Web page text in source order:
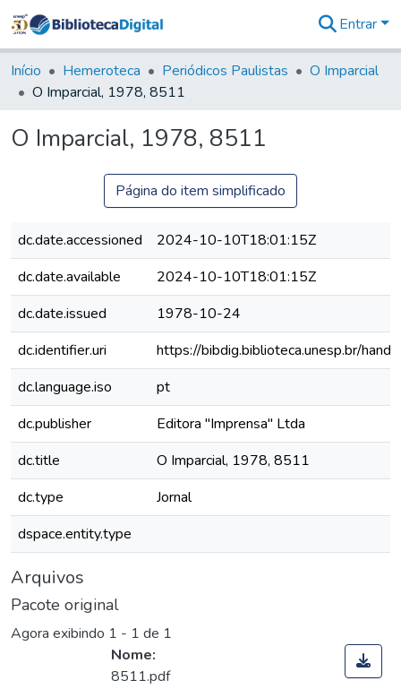
&
Coleções
Tudo na
Digital
Entrar
Início Hemeroteca Periódicos Paulistas
O Imparcial
O Imparcial, 1978, 8511
O Imparcial, 1978, 8511
Página do item simplificado
dc.date.accessioned
2024-10-10T18:01:15Z
dc.date.available
2024-10-10T18:01:15Z
dc.date.issued
1978-10-24
dc.identifier.uri
https://bibdig.biblioteca.unesp.br/
dc.language.iso
pt
dc.publisher
Editora "Imprensa" Ltda
dc.title
O Imparcial, 1978, 8511
dc.type
Jornal
dspace.entity.type
Arquivos
Pacote original
Agora exibindo 1 - 1 de 1
Nome:
8511.pdf